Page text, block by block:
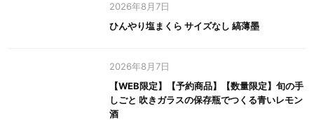
2026年8月7日
ひんやり塩まくら サイズなし 縞薄墨
2026年8月7日
【WEB限定】【予約商品】【数量限定】旬の手
しごと 吹きガラスの保存瓶でつくる青いレモン
酒